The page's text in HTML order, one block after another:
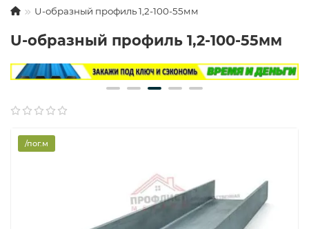
U-образный профиль 1,2-100-55мм
U-образный профиль 1,2-100-55мм
/пог.м